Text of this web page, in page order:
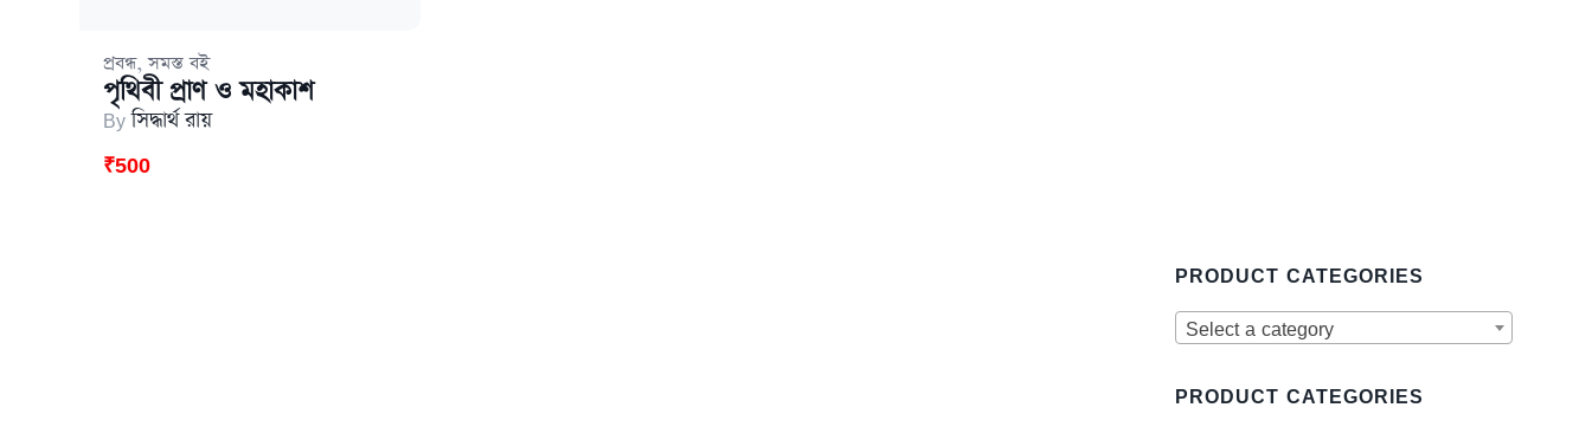
প্রবন্ধ,সমস্ত বই
পৃথিবী প্রাণ ও মহাকাশ
Byসিদ্ধার্থ রায়
₹500
PRODUCT CATEGORIES
Select a category
PRODUCT CATEGORIES